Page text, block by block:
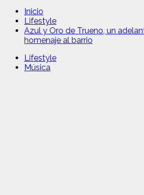
Inicio
Lifestyle
Azul y Oro de Trueno, un
homenaje al barrio
Lifestyle
Música